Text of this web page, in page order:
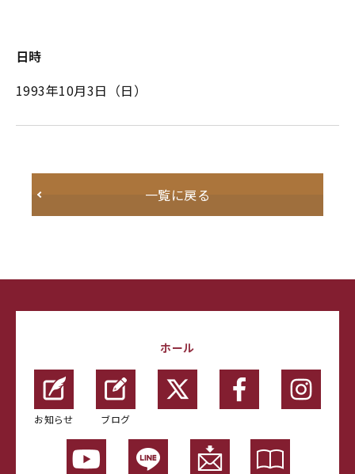
日時
1993年10月3日（日）
一覧に戻る
ホール
お知らせ ブログ